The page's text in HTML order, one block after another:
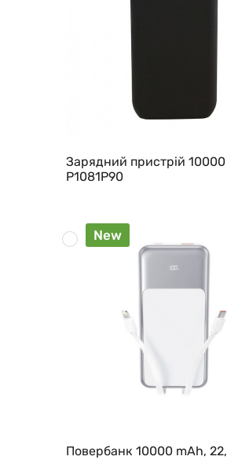
Зарядний пристрій
P1081P90
New
Повербанк 10000 mAh,